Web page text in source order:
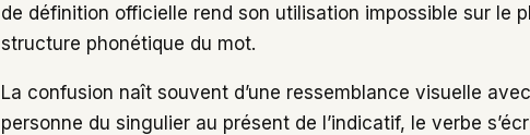
de définition officielle rend son utilisation impossible sur le
structure phonétique du mot.
La confusion naît souvent d’une ressemblance visuelle
personne du singulier au présent de l’indicatif, le verbe